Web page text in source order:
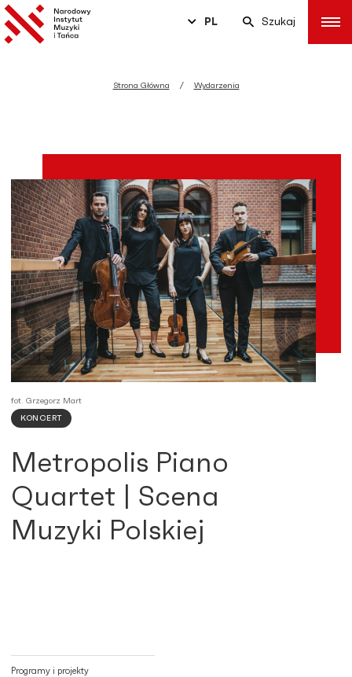
PL Szukaj
Strona Główna Wydarzenia
KONCERT
Metropolis Piano
Quartet | Scena
Muzyki Polskiej
fot. Grzegorz Mart
Programy i projekty